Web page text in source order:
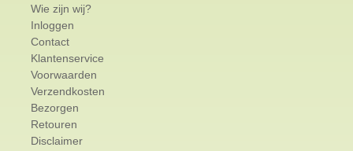
Wie zijn wij?
Inloggen
Contact
Klantenservice
Voorwaarden
Verzendkosten
Bezorgen
Retouren
Disclaimer